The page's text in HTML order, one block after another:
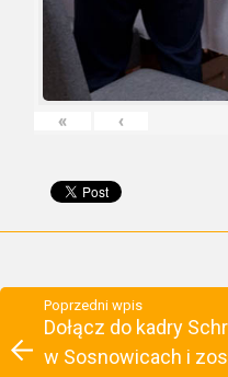
« ‹
Poprzedni wpis
Dołącz do kadry
w Sosnowicach i